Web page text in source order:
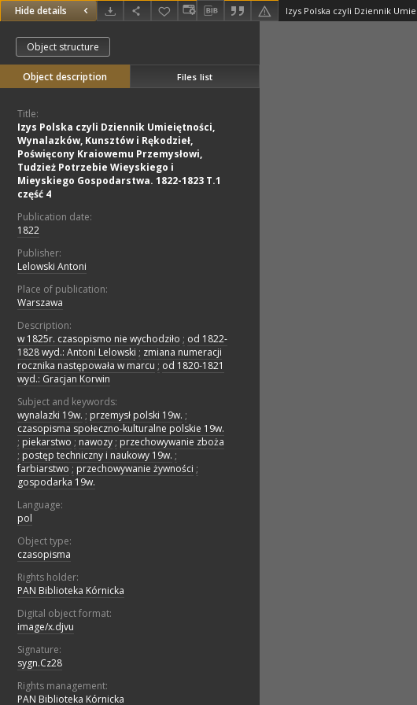
Hide details
Object structure
Object description Files list
Title:
Izys Polska czyli Dziennik Umieiętności,
Wynalazków, Kunsztów i Rękodzieł,
Poświęcony Kraiowemu Przemysłowi,
Tudzież Potrzebie Wieyskiego i
Mieyskiego Gospodarstwa. 1822-1823 T.1
część 4
Publication date:
1822
Publisher:
Lelowski Antoni
Place of publication:
Warszawa
Description:
w 1825r. czasopismo nie wychodziło ; od 1822-
1828 wyd.: Antoni Lelowski ; zmiana numeracji
rocznika następowała w marcu ; od 1820-1821
wyd.: Gracjan Korwin
Subject and keywords:
wynalazki 19w. ; przemysł polski 19w. ;
czasopisma społeczno-kulturalne polskie 19w.
; piekarstwo ; nawozy ; przechowywanie zboża
; postęp techniczny i naukowy 19w. ;
farbiarstwo ; przechowywanie żywności ;
gospodarka 19w.
Language:
pol
Object type:
czasopisma
Rights holder:
PAN Biblioteka Kórnicka
Digital object format:
image/x.djvu
Signature:
sygn.Cz28
Rights management:
PAN Biblioteka Kórnicka